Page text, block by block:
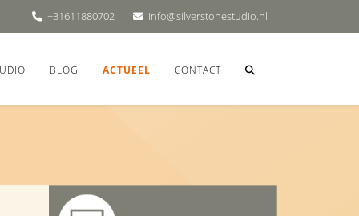
+31611880702 info@silverstonestudio.nl
BLOG ACTUEEL CONTACT